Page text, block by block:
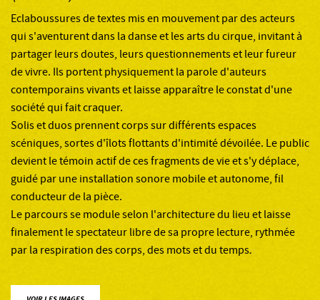
Eclaboussures de textes mis en mouvement par des acteurs
qui s'aventurent dans la danse et les arts du cirque, invitant à
partager leurs doutes, leurs questionnements et leur fureur
de vivre. Ils portent physiquement la parole d'auteurs
contemporains vivants et laisse apparaître le constat d'une
société qui fait craquer.
Solis et duos prennent corps sur différents espaces
scéniques, sortes d'îlots flottants d'intimité dévoilée. Le public
devient le témoin actif de ces fragments de vie et s'y déplace,
guidé par une installation sonore mobile et autonome, fil
conducteur de la pièce.
Le parcours se module selon l'architecture du lieu et laisse
finalement le spectateur libre de sa propre lecture, rythmée
par la respiration des corps, des mots et du temps.